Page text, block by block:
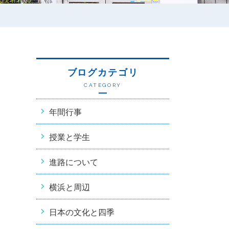
ブログカテゴリ
CATEGORY
年間行事
授業と学生
進路について
横浜と周辺
日本の文化と四季